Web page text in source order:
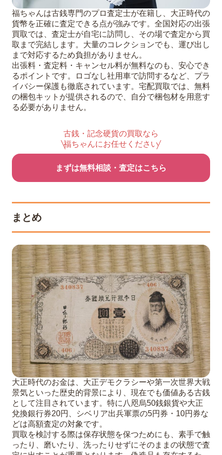
福ちゃんは古銭専門のプロ査定士が在籍し、大正時代の
貨幣を正確に査定できる点が強みです。全国対応の出張
買取では、査定士が自宅に訪問し、その場で査定から買
取まで完結します。大量のコレクションでも、運び出し
まで対応するため負担がありません。
出張料・査定料・キャンセル料が無料なのも、安心でき
るポイントです。ロゴなし社用車で訪問するなど、プラ
イバシー保護も徹底されています。宅配買取では、無料
の梱包キットが提供されるので、自分で梱包材を用意す
る必要がありません。
古銭・記念硬貨の買取なら
福ちゃんにお任せください
まずは無料相談・査定はこちら
まとめ
大正時代のお金は、大正デモクラシーや第一次世界大戦
景気といった歴史的背景により、現在でも価値ある古銭
として注目されています。特に八咫烏50銭銀貨や大正
兌換銀行券20円、シベリア出兵軍票の5円券・10円券な
どは高額査定の対象です。
買取を検討する際は保存状態を保つためにも、素手で触
ったり、磨いたり、洗ったりせずにそのままの状態で査